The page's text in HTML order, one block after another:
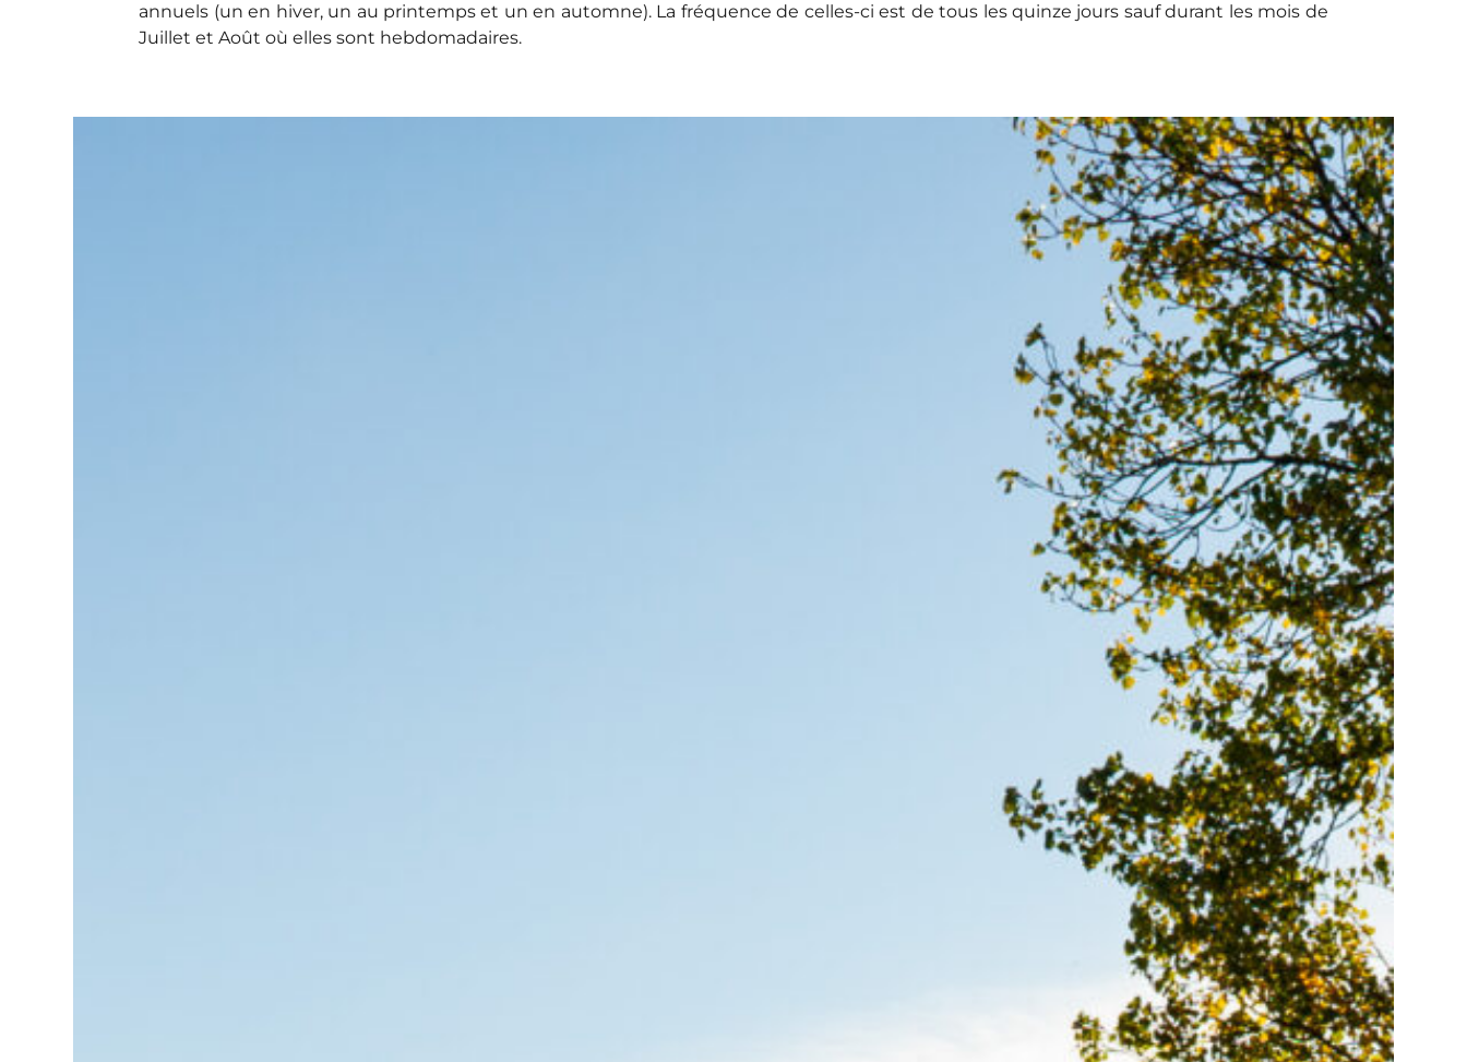
annuels (un en hiver, un au printemps et un en automne). La fréquence de celles-ci est de tous les quinze jours sauf durant les mois de
Juillet et Août où elles sont hebdomadaires.